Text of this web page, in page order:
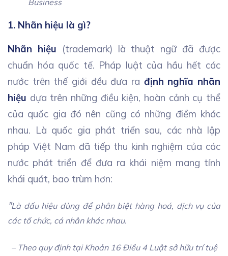
1. Nhãn hiệu là gì?
Nhãn hiệu (trademark) là thuật ngữ đã được
chuẩn hóa quốc tế. Pháp luật của hầu hết các
nước trên thế giới đều đưa ra định nghĩa nhãn
hiệu dựa trên những điều kiện, hoàn cảnh cụ thể
của quốc gia đó nên cũng có những điểm khác
nhau. Là quốc gia phát triển sau, các nhà lập
pháp Việt Nam đã tiếp thu kinh nghiệm của các
nước phát triển để đưa ra khái niệm mang tính
khái quát, bao trùm hơn:
"Là dấu hiệu dùng để phân biệt hàng hoá, dịch vụ của
các tổ chức, cá nhân khác nhau.
– Theo quy định tại Khoản 16 Điều 4 Luật sở hữu trí tuệ